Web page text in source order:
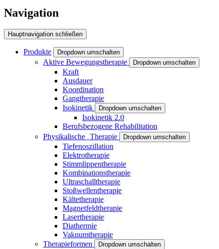
Navigation
Hauptnavigation schließen
Produkte Dropdown umschalten
Aktive Bewegungstherapie Dropdown umschalten
Kraft
Ausdauer
Koordination
Gangtherapie
Isokinetik
Dropdown umschalten
Isokinetik 2.0
Berufsbezogene Rehabilitation
Physikalische Therapie
Dropdown umschalten
Tiefenoszillation
Elektrotherapie
Stimmlippentherapie
Kombinationstherapie
Ultraschalltherapie
Stoßwellentherapie
Kältetherapie
Magnetfeldtherapie
Lasertherapie
Diathermie
Vakuumtherapie
Therapieformen
Dropdown umschalten